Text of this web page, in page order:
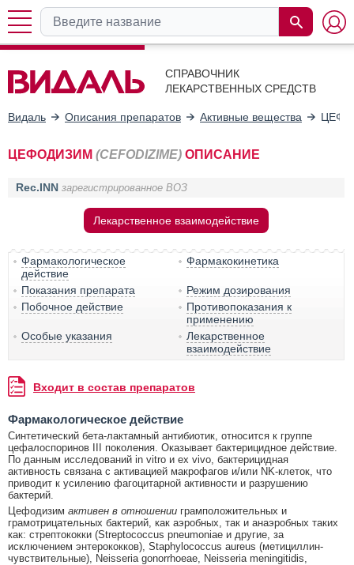
СПРАВОЧНИК
ЛЕКАРСТВЕННЫХ СРЕДСТВ
Видаль Описания препаратов Активные вещества
ЦЕФОДИЗИМ (CEFODIZIME) ОПИСАНИЕ
Rec.INN зарегистрированное ВОЗ
Лекарственное взаимодействие
Фармакологическое
действие
Фармакокинетика
Показания препарата
Режим дозирования
Побочное действие
Противопоказания к
применению
Особые указания
Лекарственное
взаимодействие
Входит в состав препаратов
Фармакологическое действие
Синтетический бета-лактамный антибиотик, относится к группе
цефалоспоринов III поколения. Оказывает бактерицидное действие.
По данным исследований in vitro и ex vivo, бактерицидная
активность связана с активацией макрофагов и/или NK-клеток, что
приводит к усилению фагоцитарной активности и разрушению
бактерий.
Цефодизим активен в отношении грамположительных и
грамотрицательных бактерий, как аэробных, так и анаэробных таких
как: стрептококки (Streptococcus pneumoniae и другие, за
исключением энтерококков), Staphylococcus aureus (метициллин-
чувствительные), Neisseria gonorrhoeae, Neisseria meningitidis,